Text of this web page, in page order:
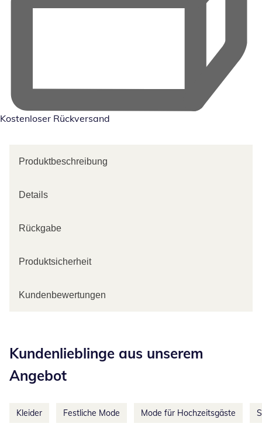
Kostenloser Rückversand
Produktbeschreibung
Details
Rückgabe
Produktsicherheit
Kundenbewertungen
Kundenlieblinge aus unserem
Angebot
Kleider Festliche Mode Mode für Hochzeitsgäste